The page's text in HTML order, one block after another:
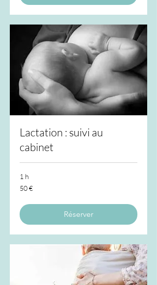
Lactation : suivi au
cabinet
1 h
50
euros
50 €
Réserver